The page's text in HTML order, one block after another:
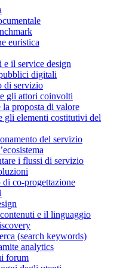
euristica
e il service design
digitali
di servizio
gli attori coinvolti
la proposta di valore
gli elementi costitutivi del
del servizio
i flussi di servizio
co-progettazione
e il linguaggio
(search keywords)
analytics
forum